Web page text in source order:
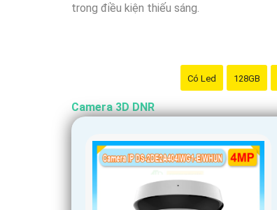
trong điều kiện thiếu sáng.
Có Led 128GB
Camera 3D DNR